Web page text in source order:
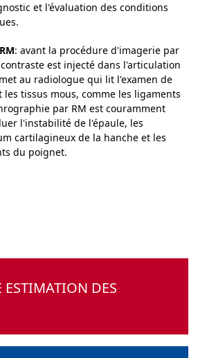
et l'évaluation des conditions
: avant la procédure d'imagerie par
est injecté dans l'articulation
au radiologue qui lit l'examen de
tissus mous, comme les ligaments
par RM est couramment
l'instabilité de l'épaule, les
cartilagineux de la hanche et les
du poignet.
ESTIMATION DES